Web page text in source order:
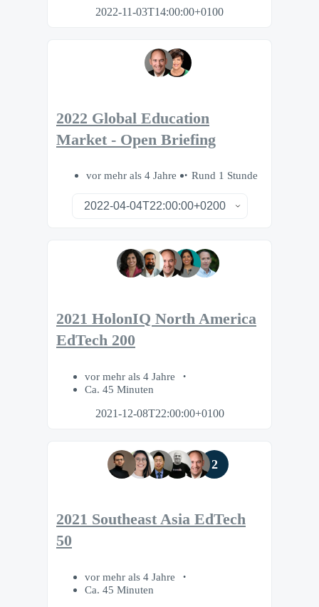
2022-11-03T14:00:00+0100
2022 Global Education
Market - Open Briefing
vor mehr als 4 Jahre Rund 1 Stunde
2021 HolonIQ North America
EdTech 200
vor mehr als 4 Jahre
Ca. 45 Minuten
2021-12-08T22:00:00+0100
2
2021 Southeast Asia EdTech
50
vor mehr als 4 Jahre
Ca. 45 Minuten